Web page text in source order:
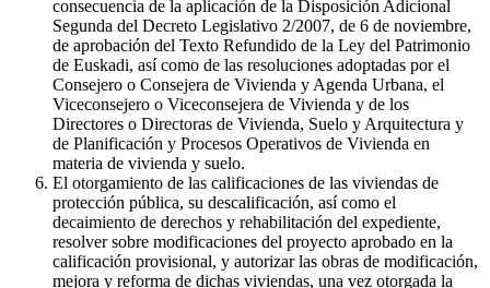
consecuencia de la aplicación de la Disposición Adicional
Segunda del Decreto Legislativo 2/2007, de 6 de noviembre,
de aprobación del Texto Refundido de la Ley del Patrimonio
de Euskadi, así como de las resoluciones adoptadas por el
Consejero o Consejera de Vivienda y Agenda Urbana, el
Viceconsejero o Viceconsejera de Vivienda y de los
Directores o Directoras de Vivienda, Suelo y Arquitectura y
de Planificación y Procesos Operativos de Vivienda en
materia de vivienda y suelo.
El otorgamiento de las calificaciones de las viviendas de
protección pública, su descalificación, así como el
decaimiento de derechos y rehabilitación del expediente,
resolver sobre modificaciones del proyecto aprobado en la
calificación provisional, y autorizar las obras de modificación,
mejora y reforma de dichas viviendas, una vez otorgada la